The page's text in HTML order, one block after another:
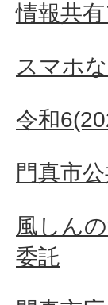
情報共
スマホ
令和
門真市
風しん
委託